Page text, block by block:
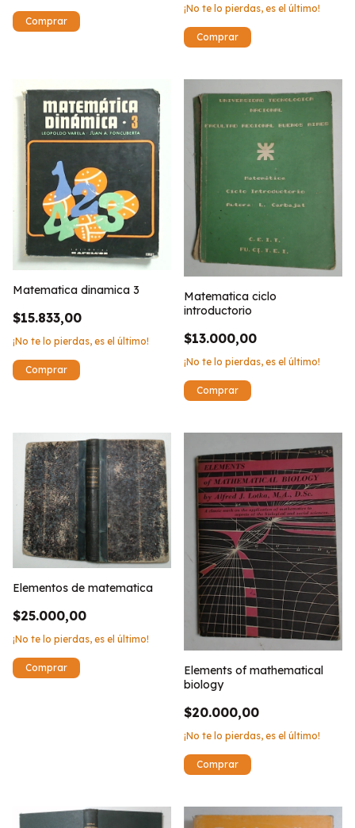
¡No te lo pierdas, es el último!
Matematica dinamica 3
$15.833,00
¡No te lo pierdas, es el último!
Matematica ciclo
introductorio
$13.000,00
¡No te lo pierdas, es el último!
Elementos de matematica
$25.000,00
¡No te lo pierdas, es el último!
Elements of mathematical
biology
$20.000,00
¡No te lo pierdas, es el último!